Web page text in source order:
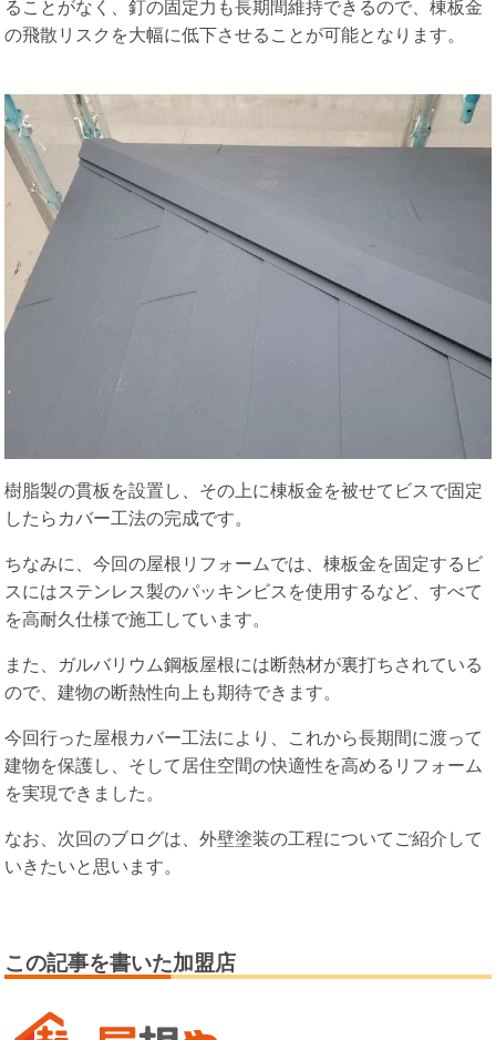
ることがなく、釘の固定力も長期間維持できるので、棟板金
の飛散リスクを大幅に低下させることが可能となります。
樹脂製の貫板を設置し、その上に棟板金を被せてビスで固定
したらカバー工法の完成です。
ちなみに、今回の屋根リフォームでは、棟板金を固定するビ
スにはステンレス製のパッキンビスを使用するなど、すべて
を高耐久仕様で施工しています。
また、ガルバリウム鋼板屋根には断熱材が裏打ちされている
ので、建物の断熱性向上も期待できます。
今回行った屋根カバー工法により、これから長期間に渡って
建物を保護し、そして居住空間の快適性を高めるリフォーム
を実現できました。
なお、次回のブログは、外壁塗装の工程についてご紹介して
いきたいと思います。
この記事を書いた加盟店